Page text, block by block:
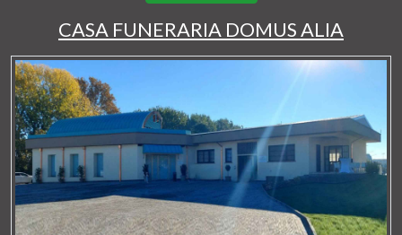
CASA FUNERARIA DOMUS ALIA